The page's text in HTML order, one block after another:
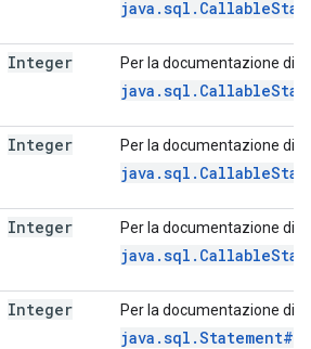
Integer Per la documentazione di
Integer Per la documentazione di
Integer Per la documentazione di
Integer Per la documentazione di